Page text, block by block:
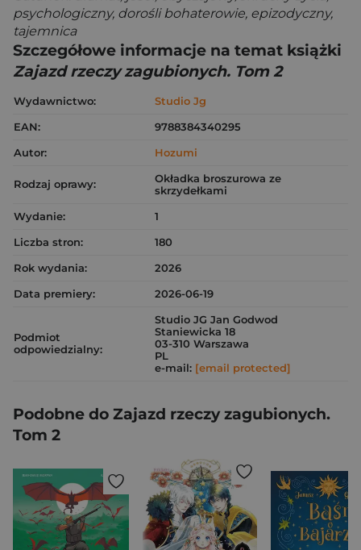
psychologiczny, dorośli bohaterowie, epizodyczny,
tajemnica
Szczegółowe informacje na temat książki
Zajazd rzeczy zagubionych. Tom 2
Wydawnictwo:
Studio Jg
EAN:
9788384340295
Autor:
Hozumi
Rodzaj oprawy:
Okładka broszurowa ze
skrzydełkami
Wydanie:
1
Liczba stron:
180
Rok wydania:
2026
Data premiery:
2026-06-19
Podmiot
odpowiedzialny:
Studio JG Jan Godwod
Staniewicka 18
03-310 Warszawa
PL
e-mail: [email protected]
Podobne do Zajazd rzeczy zagubionych.
Tom 2